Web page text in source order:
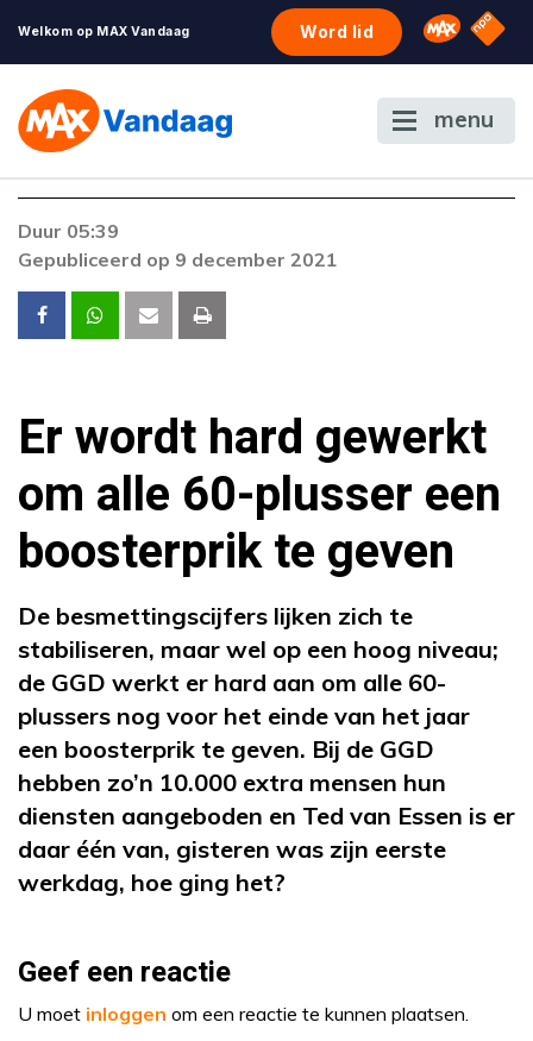
Welkom op MAX Vandaag Word lid Omroep
NPO
menu
De gewenste stream is op dit moment niet
voordoen, neem dan contact op met onze
klantenservice.
Duur 05:39
Gepubliceerd op 9 december 2021
Er wordt hard gewerkt
om alle 60-plusser een
boosterprik te geven
De besmettingscijfers lijken zich te
stabiliseren, maar wel op een hoog niveau;
de GGD werkt er hard aan om alle 60-
plussers nog voor het einde van het jaar
een boosterprik te geven. Bij de GGD
hebben zo’n 10.000 extra mensen hun
diensten aangeboden en Ted van Essen is er
daar één van, gisteren was zijn eerste
werkdag, hoe ging het?
Geef een reactie
U moet inloggen om een reactie te kunnen plaatsen.